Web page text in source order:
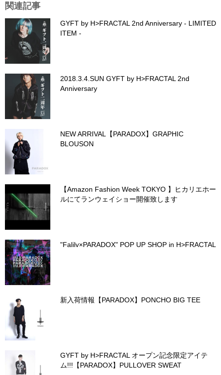
関連記事
GYFT by H>FRACTAL 2nd Anniversary - LIMITED
ITEM -
2018.3.4.SUN GYFT by H>FRACTAL 2nd
Anniversary
NEW ARRIVAL【PARADOX】GRAPHIC
BLOUSON
【Amazon Fashion Week TOKYO 】ヒカリエホー
ルにてランウェイショー開催致します
"Falilv×PARADOX" POP UP SHOP in H>FRACTAL
新入荷情報【PARADOX】PONCHO BIG TEE
GYFT by H>FRACTAL オープン記念限定アイテ
ム!!!【PARADOX】PULLOVER SWEAT